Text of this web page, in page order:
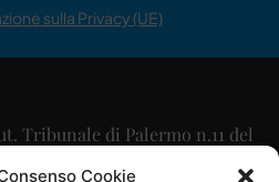
Cookie
sulla Privacy (UE)
Tribunale di Palermo n.11 del
09/2015